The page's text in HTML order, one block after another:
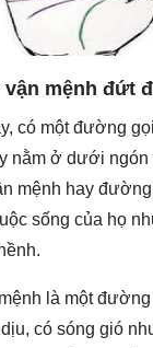
mệnh đứt
có một đường
nằm ở dưới
mệnh hay
sống của họ
là một
có sóng gió